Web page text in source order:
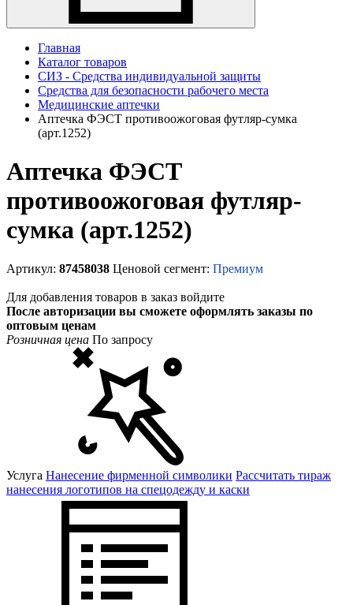
Главная
Каталог товаров
СИЗ - Средства индивидуальной защиты
Средства для безопасности рабочего места
Медицинские аптечки
Аптечка ФЭСТ противоожоговая футляр-сумка
(арт.1252)
Аптечка ФЭСТ
противоожоговая футляр-
сумка (арт.1252)
Артикул: 87458038 Ценовой сегмент: Премиум
Для добавления товаров в заказ войдите
После авторизации вы сможете оформлять заказы по
оптовым ценам
Розничная цена По запросу
Услуга Нанесение фирменной символики Рассчитать тираж
нанесения логотипов на спецодежду и каски